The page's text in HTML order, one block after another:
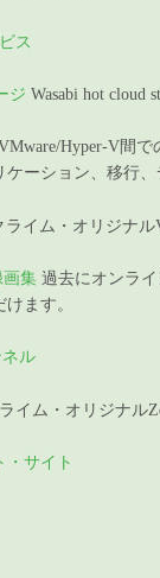
ス
ジ Wasabi hot cloud
Hyper-V間
ケーション、移行
ライム・オリジナル
画集 過去にオンラ
ます。
ネル
イム・オリジナル
・サイト